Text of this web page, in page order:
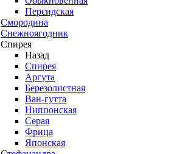
Персидская
Смородина
Снежноягодник
Спирея
Назад
Спирея
Аргута
Березолистная
Ван-гутта
Ниппонская
Серая
Фрица
Японская